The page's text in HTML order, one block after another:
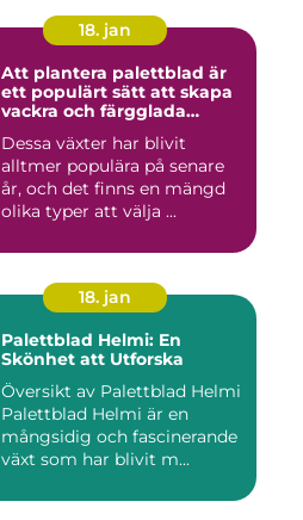
18. jan
Att plantera palettblad är
ett populärt sätt att skapa
vackra och färgglada
inomhusmiljöer
Dessa växter har blivit
alltmer populära på senare
år, och det finns en mängd
olika typer att välja ...
18. jan
Palettblad Helmi: En
Skönhet att Utforska
Översikt av Palettblad Helmi
Palettblad Helmi är en
mångsidig och fascinerande
växt som har blivit m...